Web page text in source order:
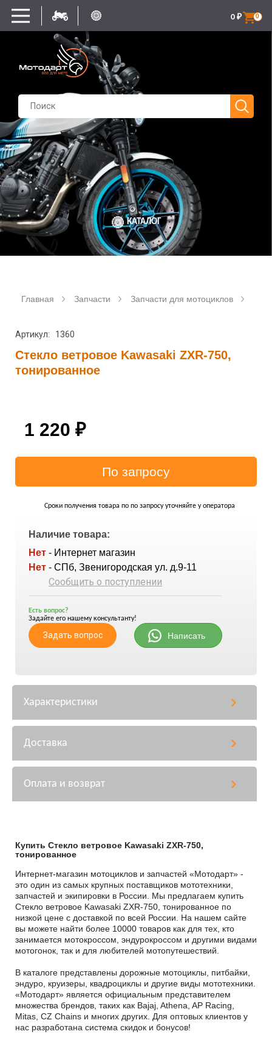
0
0 ₽
КАТАЛОГ
Главная Запчасти Запчасти для мотоциклов
Артикул: 1360
Стекло ветровое Kawasaki ZXR-750,
тонированное
1 220 ₽
Сроки получения товара по по запросу уточняйте у оператора
Наличие товара:
Нет - Интернет магазин
Нет - СПб, Звенигородская ул. д.9-11
Сообщить о поступлении
Есть вопрос?
Задайте его нашему консультанту!
Задать вопрос Написать
Характеристики
Доставка
Оплата и возврат
Купить Стекло ветровое Kawasaki ZXR-750,
тонированное
Интернет-магазин мотоциклов и запчастей «Мотодарт» -
это один из самых крупных поставщиков мототехники,
запчастей и экипировки в России. Мы предлагаем купить
Стекло ветровое Kawasaki ZXR-750, тонированное по
низкой цене с доставкой по всей России. На нашем сайте
вы можете найти более 10000 товаров как для тех, кто
занимается мотокроссом, эндурокроссом и другими видами
мотогонок, так и для любителей мотопутешествий.
В каталоге представлены дорожные мотоциклы, питбайки,
эндуро, круизеры, квадроциклы и другие виды мототехники.
«Мотодарт» является официальным представителем
множества брендов, таких как Bajaj, Athena, AP Racing,
Mitas, CZ Chains и многих других. Для оптовых клиентов у
нас разработана система скидок и бонусов!